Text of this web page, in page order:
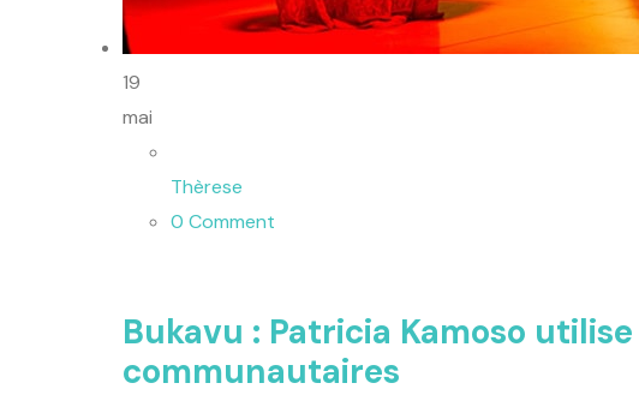
19
mai
Thèrese
0 Comment
Bukavu : Patricia Kamoso
communautaires